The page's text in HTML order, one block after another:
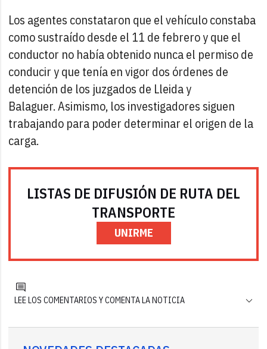
Los agentes constataron que el vehículo constaba
como sustraído desde el 11 de febrero y que el
conductor no había obtenido nunca el permiso de
conducir y que tenía en vigor dos órdenes de
detención de los juzgados de Lleida y
Balaguer. Asimismo, los investigadores siguen
trabajando para poder determinar el origen de la
carga.
LISTAS DE DIFUSIÓN DE RUTA DEL
TRANSPORTE
UNIRME
LEE LOS COMENTARIOS Y COMENTA LA NOTICIA